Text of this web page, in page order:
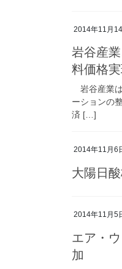
2014年11月
岩谷産
料価格
岩谷産業
ーションの
済 […]
2014年11月6
大陽日
2014年11月5
エア・
加